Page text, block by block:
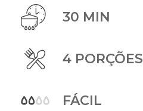
30 MIN
4 PORÇÕES
FÁCIL